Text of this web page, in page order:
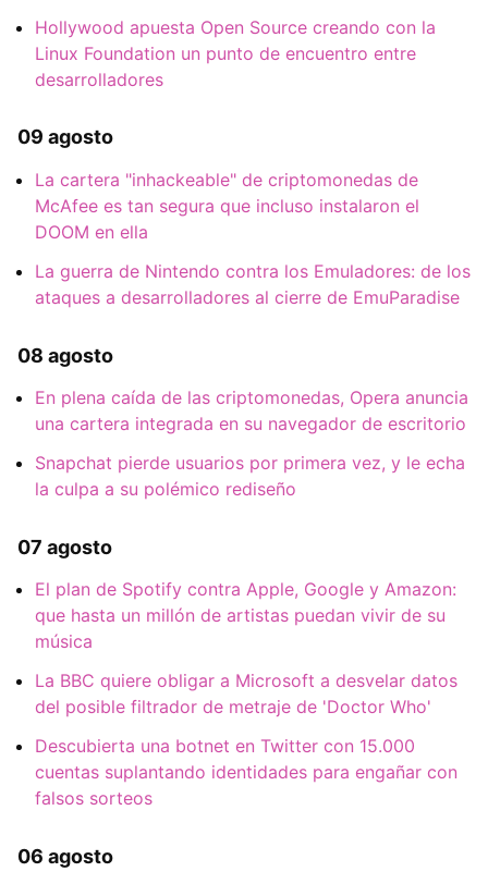
Hollywood apuesta Open Source creando con la
Linux Foundation un punto de encuentro entre
desarrolladores
09 agosto
La cartera "inhackeable" de criptomonedas de
McAfee es tan segura que incluso instalaron el
DOOM en ella
La guerra de Nintendo contra los Emuladores: de los
ataques a desarrolladores al cierre de EmuParadise
08 agosto
En plena caída de las criptomonedas, Opera anuncia
una cartera integrada en su navegador de escritorio
Snapchat pierde usuarios por primera vez, y le echa
la culpa a su polémico rediseño
07 agosto
El plan de Spotify contra Apple, Google y Amazon:
que hasta un millón de artistas puedan vivir de su
música
La BBC quiere obligar a Microsoft a desvelar datos
del posible filtrador de metraje de 'Doctor Who'
Descubierta una botnet en Twitter con 15.000
cuentas suplantando identidades para engañar con
falsos sorteos
06 agosto